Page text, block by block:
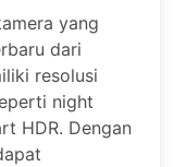
yang
dari
resolusi
night
HDR. Dengan